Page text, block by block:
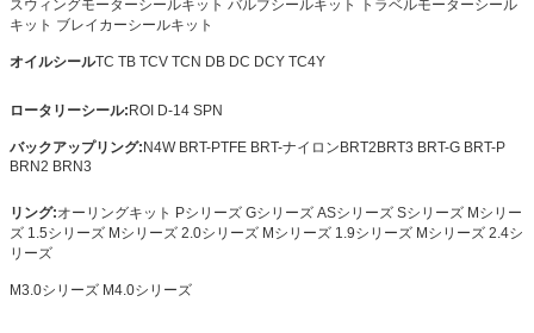
スウィングモーターシールキット バルブシールキット トラベルモーターシール
キット ブレイカーシールキット
オイルシールTC TB TCV TCN DB DC DCY TC4Y
ロータリーシール:ROI D-14 SPN
バックアップリング:N4W BRT-PTFE BRT-ナイロンBRT2BRT3 BRT-G BRT-P
BRN2 BRN3
リング:オーリングキット Pシリーズ Gシリーズ ASシリーズ Sシリーズ Mシリー
ズ 1.5シリーズ Mシリーズ 2.0シリーズ Mシリーズ 1.9シリーズ Mシリーズ 2.4シ
リーズ
M3.0シリーズ M4.0シリーズ